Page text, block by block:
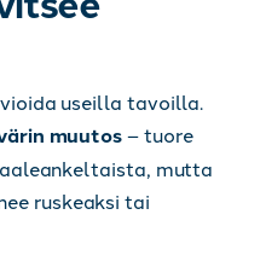
useilla tavoilla.
muutos– tuore
mutta
ruskeaksi tai